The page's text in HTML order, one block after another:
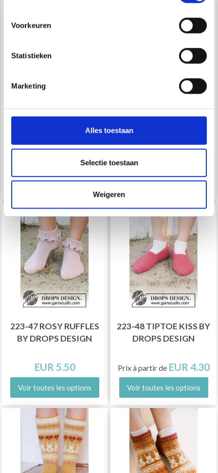
Voorkeuren
Statistieken
Marketing
Alles toestaan
Selectie toestaan
Weigeren
COMFORT BY DROPS
DESIGN
Voir toutes les options
223-46 SOLE DANCER
BY DROPS DESIGN
EUR 3.70
Voir toutes les options
223-47 ROSY RUFFLES
BY DROPS DESIGN
EUR 5.50
Voir toutes les options
223-48 TIPTOE KISS BY
DROPS DESIGN
Prix à partir de EUR 4.30
Voir toutes les options